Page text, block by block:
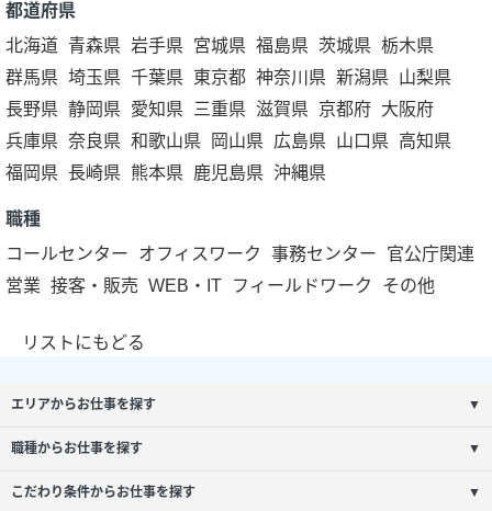
都道府県
北海道 青森県 岩手県 宮城県 福島県 茨城県 栃木県
群馬県 埼玉県 千葉県 東京都 神奈川県 新潟県 山梨県
長野県 静岡県 愛知県 三重県 滋賀県 京都府 大阪府
兵庫県 奈良県 和歌山県 岡山県 広島県 山口県 高知県
福岡県 長崎県 熊本県 鹿児島県 沖縄県
職種
コールセンター
オフィスワーク 事務センター
官公庁関連
営業 接客・販売 WEB・IT フィールドワーク その他
リストにもどる
エリアからお仕事を探す ▼
職種からお仕事を探す ▼
こだわり条件からお仕事を探す ▼